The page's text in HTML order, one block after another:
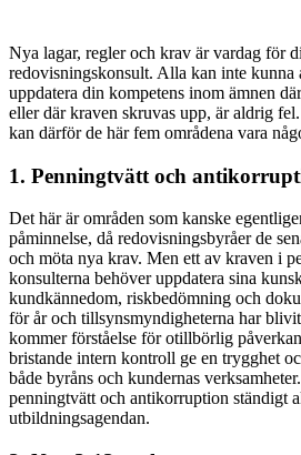
Nya lagar, regler och krav är vardag för
redovisningskonsult. Alla kan inte kunna
uppdatera din kompetens inom ämnen
eller där kraven skruvas upp, är aldrig
kan därför de här fem områdena vara
1. Penningtvätt och
Det här är områden som kanske
påminnelse, då redovisningsbyråer de
och möta nya krav. Men ett av kraven i
konsulterna behöver uppdatera sina
kundkännedom, riskbedömning och
för år och tillsynsmyndigheterna har
kommer förståelse för otillbörlig
bristande intern kontroll ge en trygghet
både byråns och kundernas
penningtvätt och antikorruption ständigt
utbildningsagendan.